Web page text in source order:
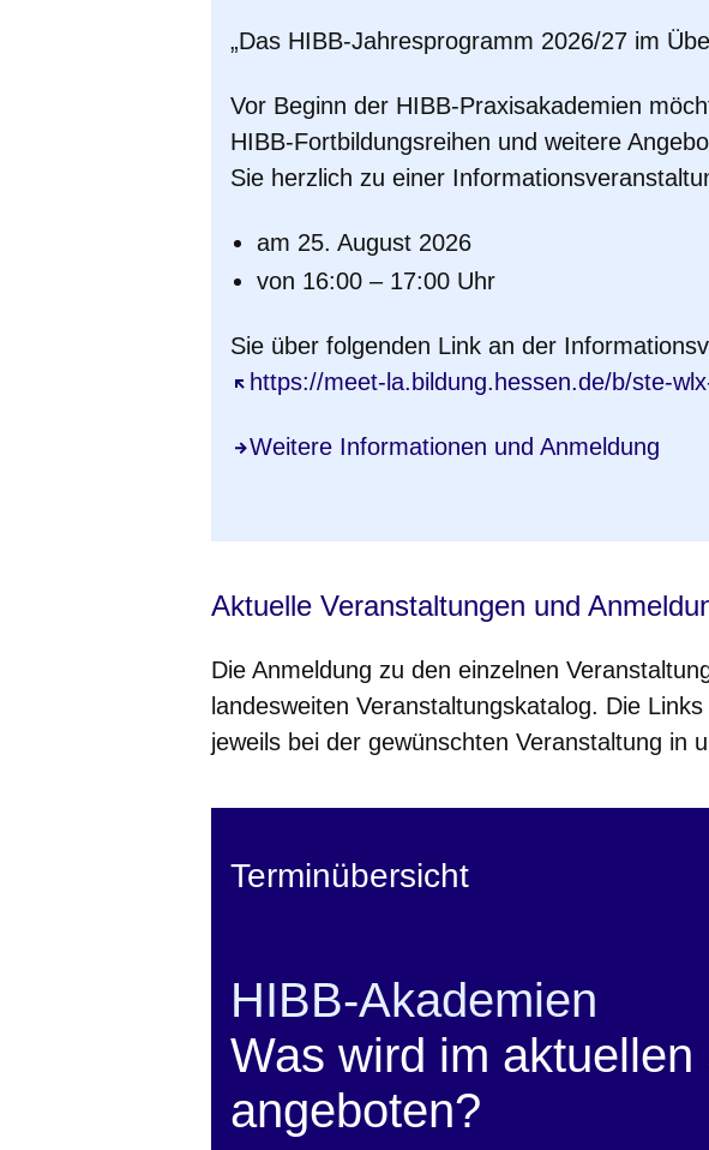
„Das HIBB-Jahresprogramm​ 2026/27 im
Vor Beginn der HIBB-Praxisakademien
HIBB-Fortbildungsreihen und weitere
Sie herzlich zu einer
am 25. August 2026
von 16:00 – 17:00 Uhr
Sie über folgenden Link an der
https://meet-la.bildung.hessen.de/b/ste-
Öffnet sich in einem neuen Fenster
Weitere Informationen und Anmeldung
Aktuelle Veranstaltungen und
Die Anmeldung zu den einzelnen
landesweiten Veranstaltungskatalog. Die
jeweils bei der gewünschten Veranstaltung in
Terminübersicht
HIBB-Akademien
Was wird im aktuellen
angeboten?